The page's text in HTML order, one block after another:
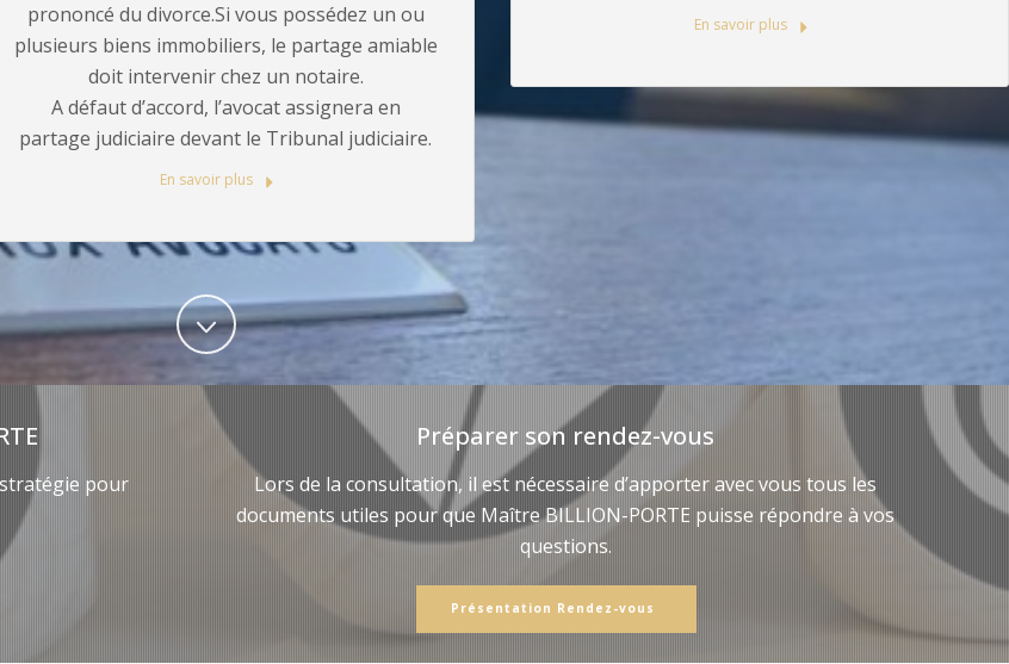
prononcé du divorce.Si vous possédez un ou
plusieurs biens immobiliers, le partage amiable
doit intervenir chez un notaire.
A défaut d’accord, l’avocat assignera en
partage judiciaire devant le Tribunal judiciaire.
En savoir plus
En savoir plus
pour
Préparer son rendez-vous
Lors de la consultation, il est nécessaire d’apporter avec vous tous les
documents utiles pour que Maître BILLION-PORTE puisse répondre à vos
questions.
Présentation Rendez-vous